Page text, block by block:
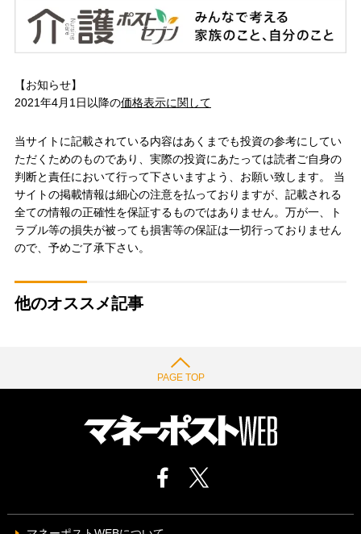
【お知らせ】
2021年4月1日以降の価格表示に関して
当サイトに記載されている内容はあくまでも投資の参考にしてい
ただくためのものであり、実際の投資にあたっては読者ご自身の
判断と責任において行って下さいますよう、お願い致します。 当
サイトの掲載情報は細心の注意を払っておりますが、記載される
全ての情報の正確性を保証するものではありません。万が一、ト
ラブル等の損失が被っても損害等の保証は一切行っておりません
ので、予めご了承下さい。
他のオススメ記事
PAGE TOP